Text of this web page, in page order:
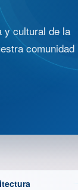
y cultural de la
comunidad